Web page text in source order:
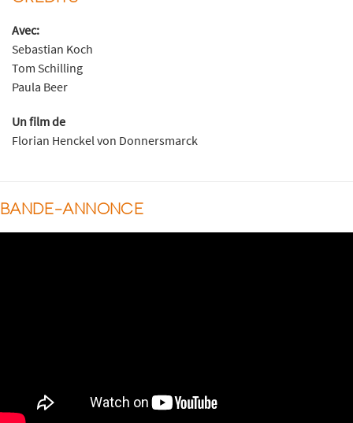
Avec:
Sebastian Koch
Tom Schilling
Paula Beer
Un film de
Florian Henckel von Donnersmarck
BANDE-ANNONCE